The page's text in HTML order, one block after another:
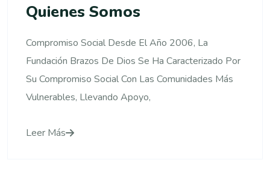
Quienes Somos
Compromiso Social Desde El Año 2006, La
Fundación Brazos De Dios Se Ha Caracterizado Por
Su Compromiso Social Con Las Comunidades Más
Vulnerables, Llevando Apoyo,
Leer Más